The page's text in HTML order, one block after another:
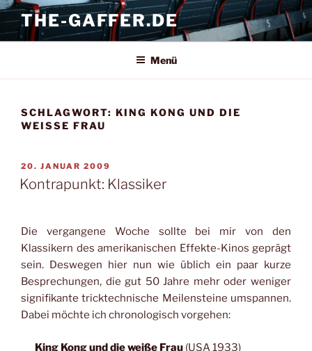
Zum
Inhalt
springen
THE-GAFFER.DE
Menü
SCHLAGWORT: KING KONG UND DIE
WEISSE FRAU
VERÖFFENTLICHT
AM
20. JANUAR 2009
Kontrapunkt: Klassiker
Die vergangene Woche sollte bei mir von den
Klassikern des amerikanischen Effekte-Kinos geprägt
sein. Deswegen hier nun wie üblich ein paar kurze
Besprechungen, die gut 50 Jahre mehr oder weniger
signifikante tricktechnische Meilensteine umspannen.
Dabei möchte ich chronologisch vorgehen:
King Kong und die weiße Frau (USA 1933)